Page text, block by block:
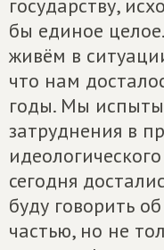
бы единое
живём в
что нам
годы. Мы
затруднения в
сегодня
буду говорить
частью, но не